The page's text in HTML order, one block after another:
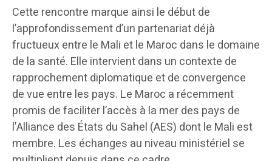
Cette rencontre marque ainsi le début de
l’approfondissement d’un partenariat déjà
fructueux entre le Mali et le Maroc dans le domaine
de la santé. Elle intervient dans un contexte de
rapprochement diplomatique et de convergence
de vue entre les pays. Le Maroc a récemment
promis de faciliter l’accès à la mer des pays de
l’Alliance des États du Sahel (AES) dont le Mali est
membre. Les échanges au niveau ministériel se